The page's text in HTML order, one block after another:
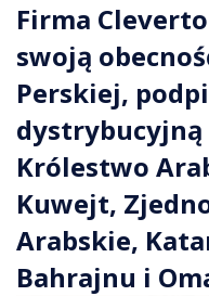
Firma
swoją
Perskiej,
dystrybucyjną
Królestwo
Kuwejt,
Arabskie,
Bahrajnu i